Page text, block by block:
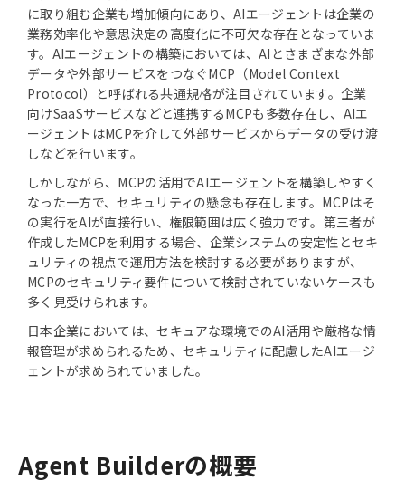
に取り組む企業も増加傾向にあり、AIエージェントは企業の
業務効率化や意思決定の高度化に不可欠な存在となっていま
す。AIエージェントの構築においては、AIとさまざまな外部
データや外部サービスをつなぐMCP（Model Context
Protocol）と呼ばれる共通規格が注目されています。企業
向けSaaSサービスなどと連携するMCPも多数存在し、AIエ
ージェントはMCPを介して外部サービスからデータの受け渡
しなどを行います。
しかしながら、MCPの活用でAIエージェントを構築しやすく
なった一方で、セキュリティの懸念も存在します。MCPはそ
の実行をAIが直接行い、権限範囲は広く強力です。第三者が
作成したMCPを利用する場合、企業システムの安定性とセキ
ュリティの視点で運用方法を検討する必要がありますが、
MCPのセキュリティ要件について検討されていないケースも
多く見受けられます。
日本企業においては、セキュアな環境でのAI活用や厳格な情
報管理が求められるため、セキュリティに配慮したAIエージ
ェントが求められていました。
Agent Builderの概要